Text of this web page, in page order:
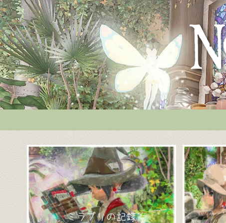
ミラプリの記録